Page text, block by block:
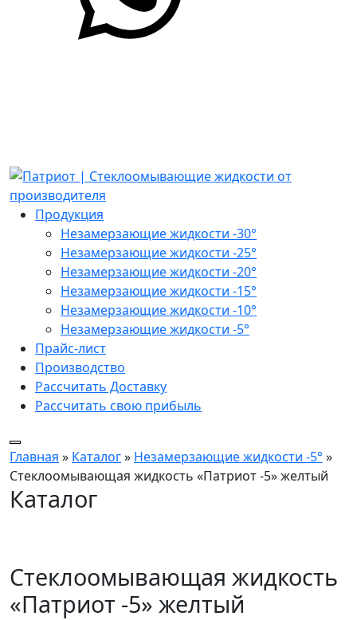
Продукция
Незамерзающие жидкости -30°
Незамерзающие жидкости -25°
Незамерзающие жидкости -20°
Незамерзающие жидкости -15°
Незамерзающие жидкости -10°
Незамерзающие жидкости -5°
Прайс-лист
Производство
Рассчитать Доставку
Рассчитать свою прибыль
Главная » Каталог» Незамерзающие жидкости -5° »
Стеклоомывающая жидкость «Патриот -5» желтый
Каталог
Стеклоомывающая жидкость
«Патриот -5» желтый